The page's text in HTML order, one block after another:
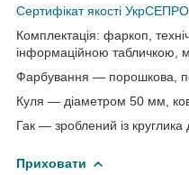
Сертифікат якості УкрСЕПРО.
Комплектація: фаркоп,
інформаційною табличкою,
Фарбування — порошкова,
Куля — діаметром 50 мм,
Гак — зроблений із
Приховати